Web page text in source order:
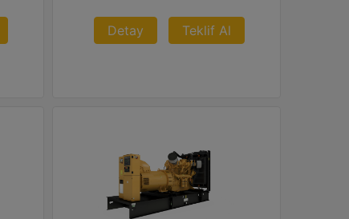
Detay Teklif Al